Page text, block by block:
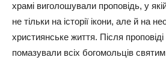
храмі виголошували проповідь, у
не тільки на історії ікони, але й на
християнське життя. Після
помазували всіх богомольців